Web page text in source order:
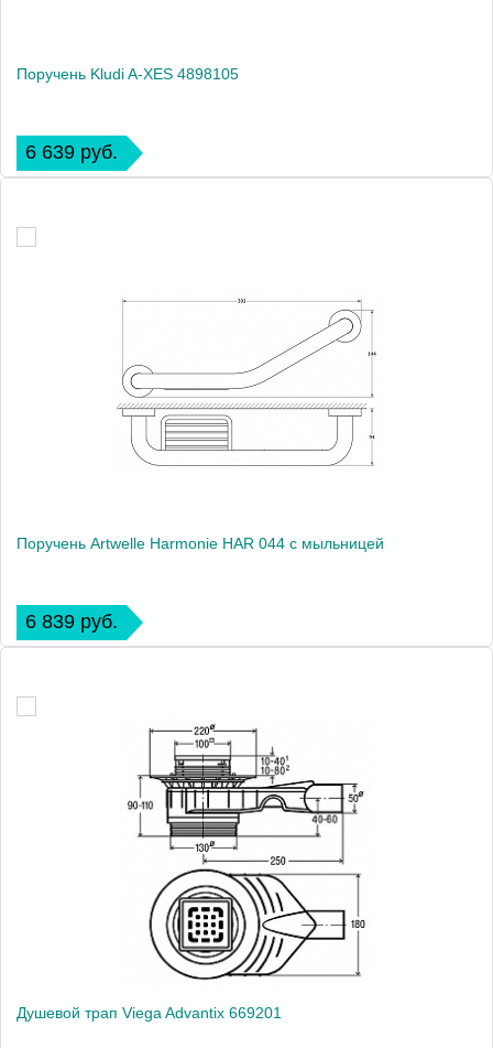
Поручень Kludi A-XES 4898105
6 639 руб.
Поручень Artwelle Harmonie HAR 044 с мыльницей
6 839 руб.
Душевой трап Viega Advantix 669201